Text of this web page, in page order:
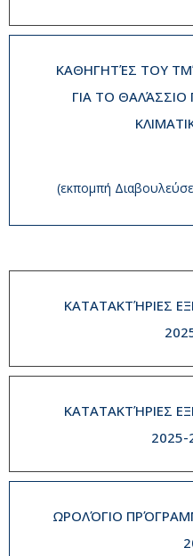
ΚΑΘΗΓΗΤΈΣ ΤΟΥ
ΓΙΑ ΤΟ ΘΑΛΆΣΣΙΟ
(εκπομπή
ΚΑΤΑΤΑΚΤΉΡΙΕΣ
ΚΑΤΑΤΑΚΤΉΡΙΕΣ
2025-
ΩΡΟΛΌΓΙΟ